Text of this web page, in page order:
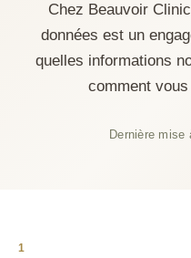
Chez Beauvoir
données est un
quelles informations
comment
Dernière mise